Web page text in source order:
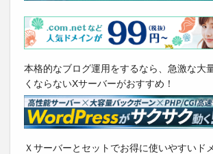
本格的なブログ運用をするなら、急激な大
くならないXサーバーがおすすめ！
Ｘサーバーとセットでお得に使いやすいド